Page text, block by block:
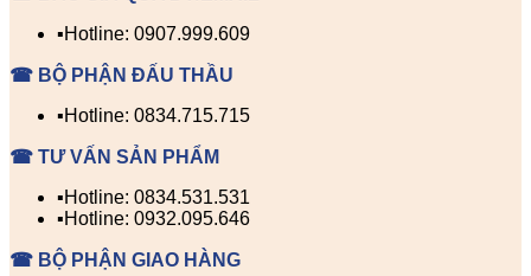
▪️Hotline: 0907.999.609
☎ BỘ PHẬN ĐẤU THẦU
▪️Hotline: 0834.715.715
☎ TƯ VẤN SẢN PHẨM
▪️Hotline: 0834.531.531
▪️Hotline: 0932.095.646
☎ BỘ PHẬN GIAO HÀNG